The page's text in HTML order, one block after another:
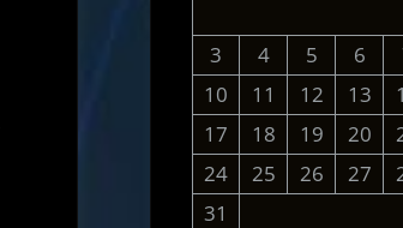
3
4 5 6
10
11 12 13
17
18 19 20
24
25 26 27
31